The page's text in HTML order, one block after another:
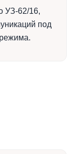
УЗ-62/16,
под